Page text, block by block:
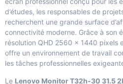
d’études, les responsables de
recherchent une grande surface
connectivité moderne. Grâce à son
résolution QHD 2560 × 1440 pixels
offre un environnement de travail
les tâches professionnelles
Le Lenovo Monitor T32h-30 31.5